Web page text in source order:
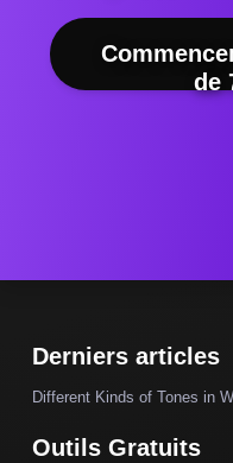
de
Derniers articles
Different Kinds of Tones in
Outils Gratuits